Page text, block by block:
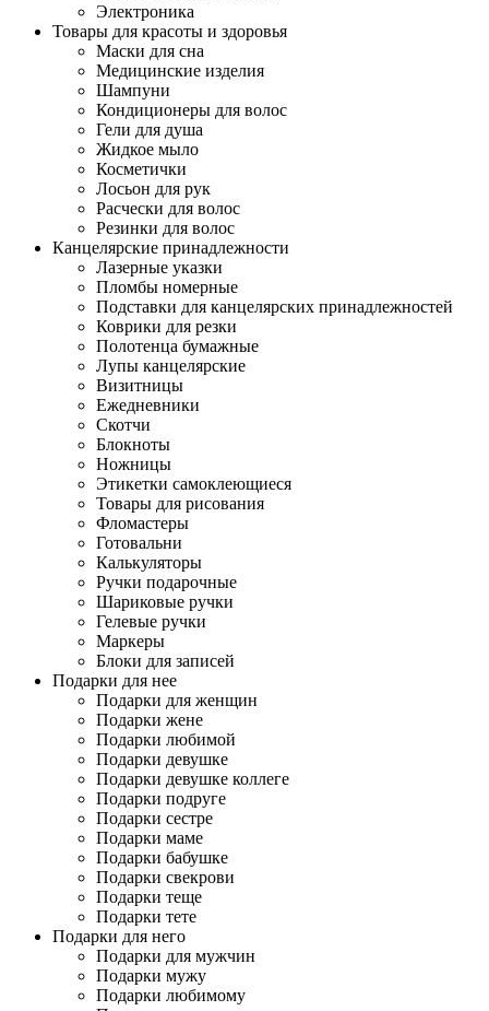
Электроника
Товары для красоты и здоровья
Маски для сна
Медицинские изделия
Шампуни
Кондиционеры для волос
Гели для душа
Жидкое мыло
Косметички
Лосьон для рук
Расчески для волос
Резинки для волос
Канцелярские принадлежности
Лазерные указки
Пломбы номерные
Подставки для канцелярских принадлежностей
Коврики для резки
Полотенца бумажные
Лупы канцелярские
Визитницы
Ежедневники
Скотчи
Блокноты
Ножницы
Этикетки самоклеющиеся
Товары для рисования
Фломастеры
Готовальни
Калькуляторы
Ручки подарочные
Шариковые ручки
Гелевые ручки
Маркеры
Блоки для записей
Подарки для нее
Подарки для женщин
Подарки жене
Подарки любимой
Подарки девушке
Подарки девушке коллеге
Подарки подруге
Подарки сестре
Подарки маме
Подарки бабушке
Подарки свекрови
Подарки теще
Подарки тете
Подарки для него
Подарки для мужчин
Подарки мужу
Подарки любимому